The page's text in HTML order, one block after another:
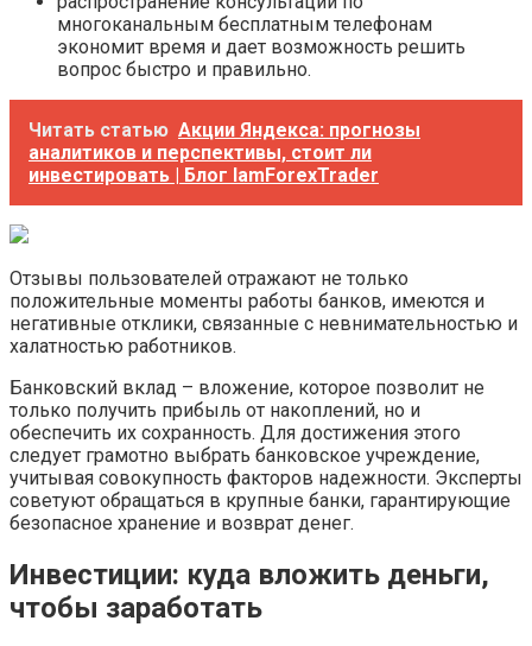
многоканальным бесплатным телефонам
экономит время и дает возможность решить
вопрос быстро и правильно.
Читать статью Акции Яндекса: прогнозы
аналитиков и перспективы, стоит ли
инвестировать | Блог IamForexTrader
Отзывы пользователей отражают не только
положительные моменты работы банков, имеются и
негативные отклики, связанные с невнимательностью и
халатностью работников.
Банковский вклад – вложение, которое позволит не
только получить прибыль от накоплений, но и
обеспечить их сохранность. Для достижения этого
следует грамотно выбрать банковское учреждение,
учитывая совокупность факторов надежности. Эксперты
советуют обращаться в крупные банки, гарантирующие
безопасное хранение и возврат денег.
Инвестиции: куда вложить деньги,
чтобы заработать